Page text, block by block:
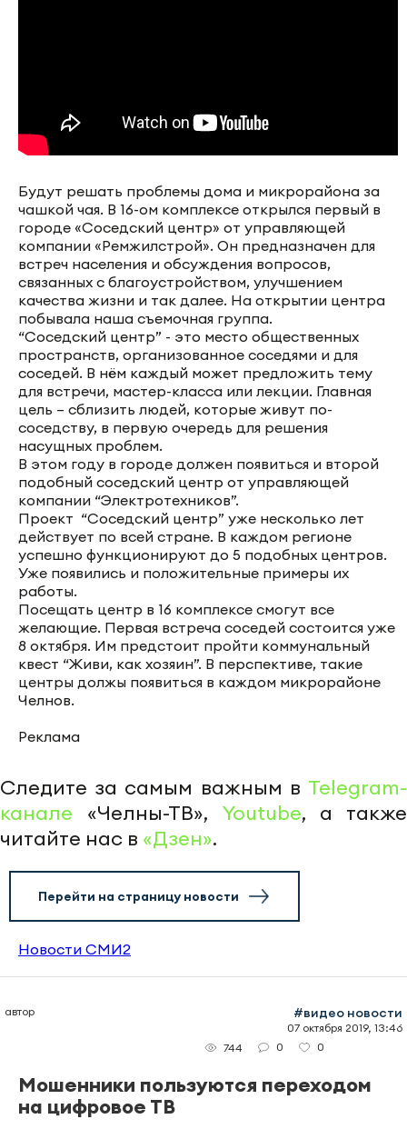
Будут решать проблемы дома и микрорайона за
чашкой чая. В 16-ом комплексе открылся первый в
городе «Соседский центр» от управляющей
компании «Ремжилстрой». Он предназначен для
встреч населения и обсуждения вопросов,
связанных с благоустройством, улучшением
качества жизни и так далее. На открытии центра
побывала наша съемочная группа.
“Соседский центр” - это место общественных
пространств, организованное соседями и для
соседей. В нём каждый может предложить тему
для встречи, мастер-класса или лекции. Главная
цель – сблизить людей, которые живут по-
соседству, в первую очередь для решения
насущных проблем.
В этом году в городе должен появиться и второй
подобный соседский центр от управляющей
компании “Электротехников”.
Проект “Соседский центр” уже несколько лет
действует по всей стране. В каждом регионе
успешно функционируют до 5 подобных центров.
Уже появились и положительные примеры их
работы.
Посещать центр в 16 комплексе смогут все
желающие. Первая встреча соседей состоится уже
8 октября. Им предстоит пройти коммунальный
квест “Живи, как хозяин”. В перспективе, такие
центры должы появиться в каждом микрорайоне
Челнов.
Реклама
Следите за самым важным в Telegram-
канале «Челны-ТВ», Youtube, а также
читайте нас в «Дзен».
Перейти на страницу новости
Новости СМИ2
автор #видео новости
07 октября 2019, 13:46
744
0 0
Мошенники пользуются переходом
на цифровое ТВ